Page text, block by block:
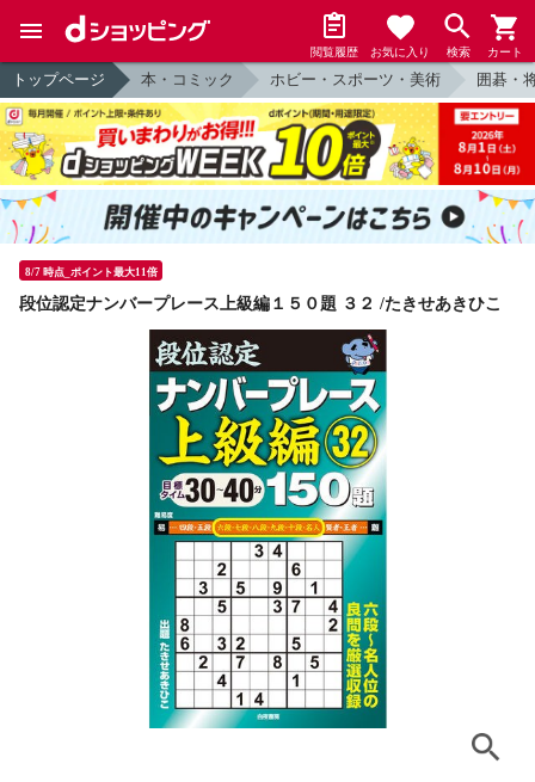
閲覧履歴 お気に入り 検索 カート
トップページ 本・コミック ホビー・スポーツ・美術 囲碁・
8/7 時点_ポイント最大11倍
段位認定ナンバープレース上級編１５０題 ３２ /たきせあきひこ